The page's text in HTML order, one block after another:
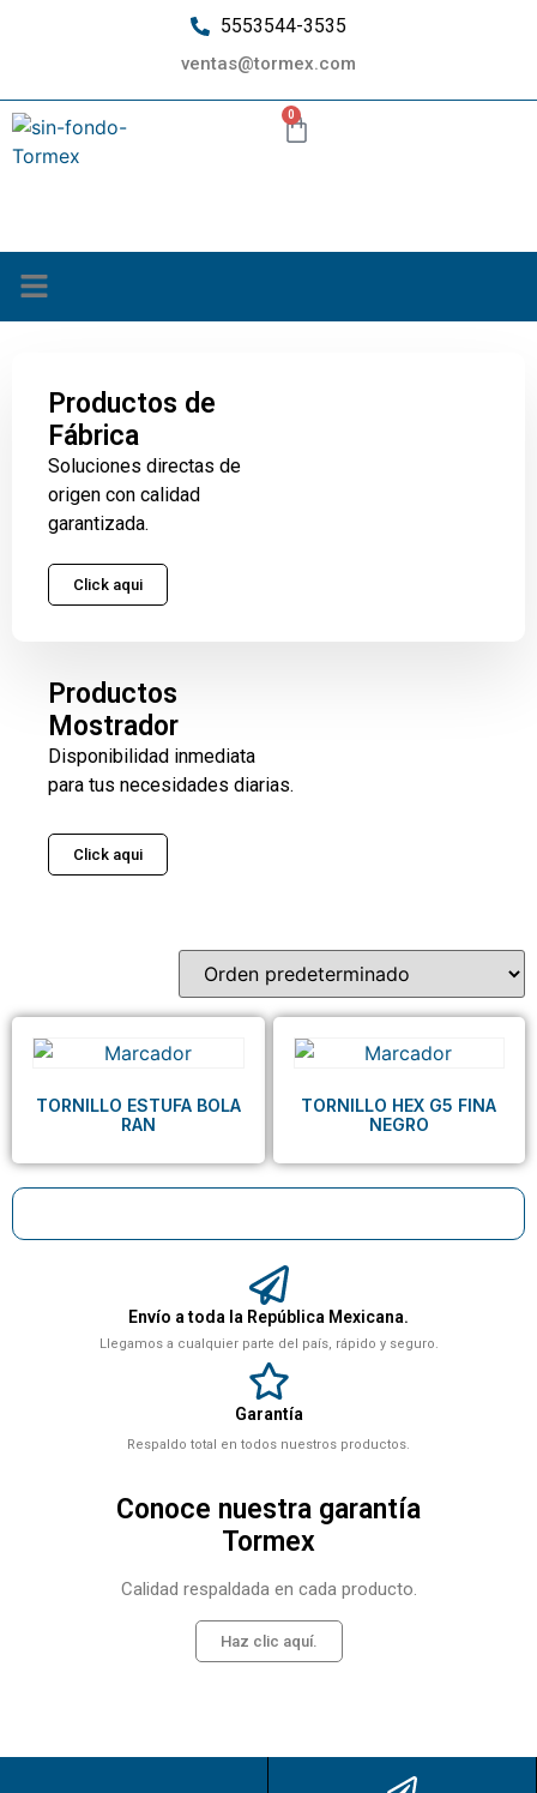
5553544-3535
ventas@tormex.com
0
Envío a toda la República Mexicana.
Llegamos a cualquier parte del país, rápido y seguro.
Garantía
Respaldo total en todos nuestros productos.
Conoce nuestra garantía
Tormex
Calidad respaldada en cada producto.
Haz clic aquí.
Productos de
Fábrica
Soluciones directas de
origen con calidad
garantizada.
Click aqui
Productos
Mostrador
Disponibilidad inmediata
para tus necesidades diarias.
Click aqui
TORNILLO ESTUFA BOLA
RAN
TORNILLO HEX G5 FINA
NEGRO